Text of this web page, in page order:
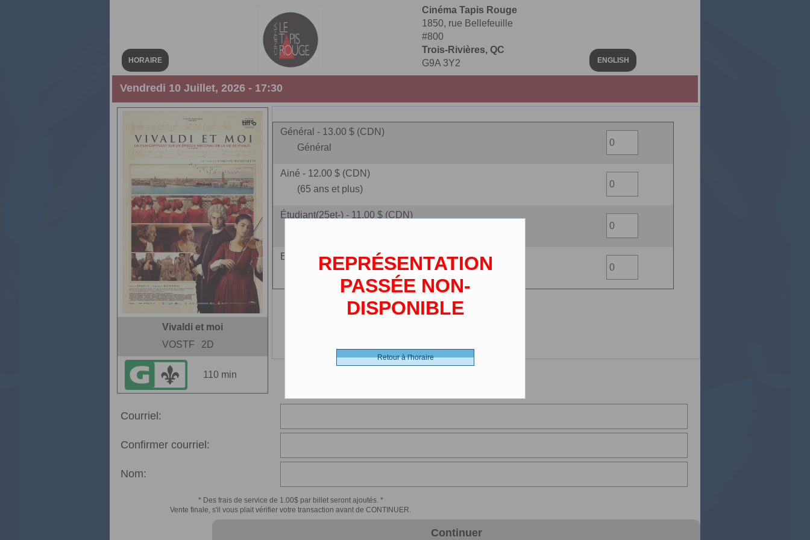
HORAIRE
Cinéma Tapis Rouge
1850, rue Bellefeuille
#800
Trois-Rivières, QC
G9A 3Y2
ENGLISH
Vendredi 10 Juillet, 2026 - 17:30
Vivaldi et moi
VOSTF
2D
110 min
Général - 13.00 $ (CDN)
Général
Ainé - 12.00 $ (CDN)
(65 ans et plus)
Étudiant(25et-) - 11.00 $ (CDN)
Enfant - 9.00 $ (CDN)
(2-12 ans)
Courriel:
Confirmer courriel:
Nom:
* Des frais de service de 1.00$ par billet seront ajoutés. *
Vente finale, s'il vous plait vérifier votre transaction avant de CONTINUER.
Continuer
REPRÉSENTATION
PASSÉE NON-
DISPONIBLE
Retour à l'horaire